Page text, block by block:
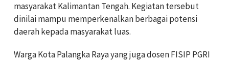
masyarakat Kalimantan Tengah. Kegiatan tersebut
dinilai mampu memperkenalkan berbagai potensi
daerah kepada masyarakat luas.
Warga Kota Palangka Raya yang juga dosen FISIP PGRI